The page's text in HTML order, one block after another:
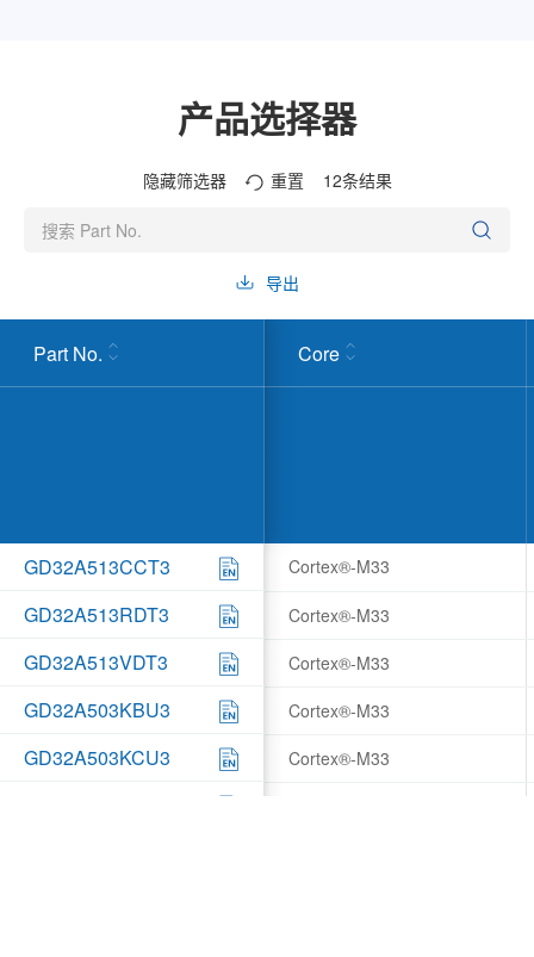
产品选择器
隐藏筛选器 重置 12条结果
导出
Part No. Core
GD32A513CCT3 Cortex®-M33
GD32A513RDT3 Cortex®-M33
GD32A513VDT3 Cortex®-M33
GD32A503KBU3 Cortex®-M33
GD32A503KCU3 Cortex®-M33